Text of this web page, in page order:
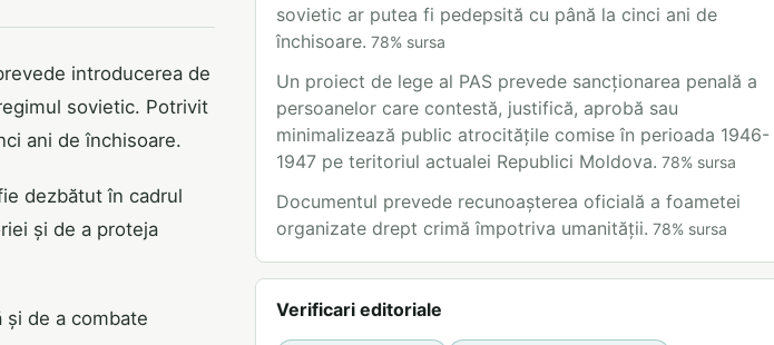
introducerea de
sovietic. Potrivit
ani de închisoare.
dezbătut în cadrul
și de a proteja
de a combate
sovietic ar putea fi pedepsită cu până la cinci ani de
închisoare. 78% sursa
Un proiect de lege al PAS prevede sancționarea penală a
persoanelor care contestă, justifică, aprobă sau
minimalizează public atrocitățile comise în perioada 1946-
1947 pe teritoriul actualei Republici Moldova. 78% sursa
Documentul prevede recunoașterea oficială a foametei
organizate drept crimă împotriva umanității. 78% sursa
Verificari editoriale